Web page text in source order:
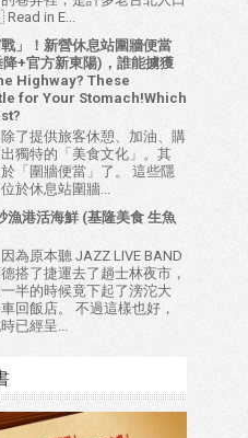
in E...
」！新營休息站圍牆便當
+官方新東陽)，誰能擄獲
Highway? These
for Your Stomach!Which
了提供旅客休憩、加油、購
獨特的「美食文化」。其
「圍牆便當」了。 這些隱
於休息站圍牆...
漁港活海鮮 (基隆美食 生魚
為原本聽 JAZZ LIVE BAND
搭了捷運去了趟士林夜市，
半的時候竟下起了滂沱大
回飯店。 不過這樣也好，
已經呈...